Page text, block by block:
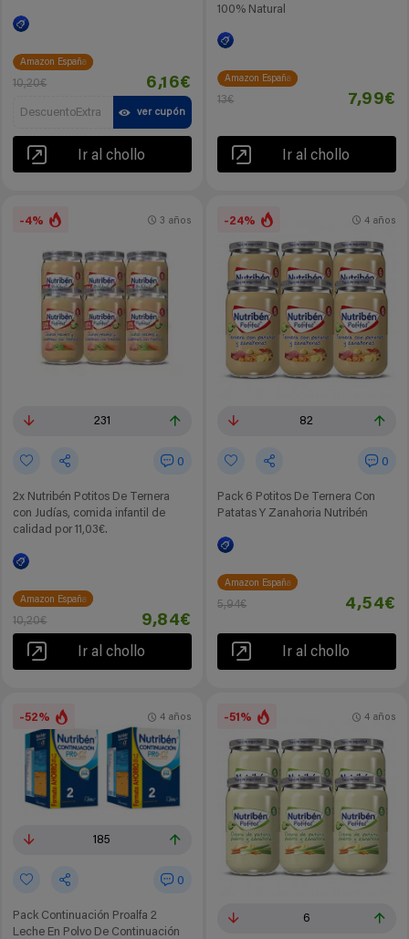
Amazon España
10,20€ 6,16€
DescuentoExtra ver cupón
Ir al chollo
100% Natural
Amazon España
13€ 7,99€
Ir al chollo
-4%
231
0
2x Nutribén Potitos De Ternera
con Judías, comida infantil de
calidad por 11,03€.
3 años
Amazon España
10,20€ 9,84€
Ir al chollo
-24%
82
0
Pack 6 Potitos De Ternera Con
Patatas Y Zanahoria Nutribén
4 años
Amazon España
5,94€ 4,54€
Ir al chollo
-52%
185
0
Pack Continuación Proalfa 2
Leche En Polvo De Continuación
4 años -51%
6
4 años